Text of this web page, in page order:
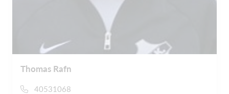
Thomas Rafn
40531068